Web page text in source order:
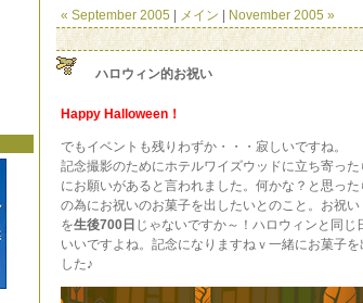
« September 2005 メイン November 2005 »
ハロウィン的お祝い
Happy Halloween！
でもイベントも残りわずか・・・寂しいですね。
記念撮影のためにホテルワイズウッドに立ち寄っ
にお願いがあると言われました。何かな？と思っ
の為にお祝いのお菓子を出したいとのこと。お祝
を生後700日 じゃないですか～！ハロウィンと同じ
いいですよね。記念になりますねｖ一緒にお菓子を
した♪